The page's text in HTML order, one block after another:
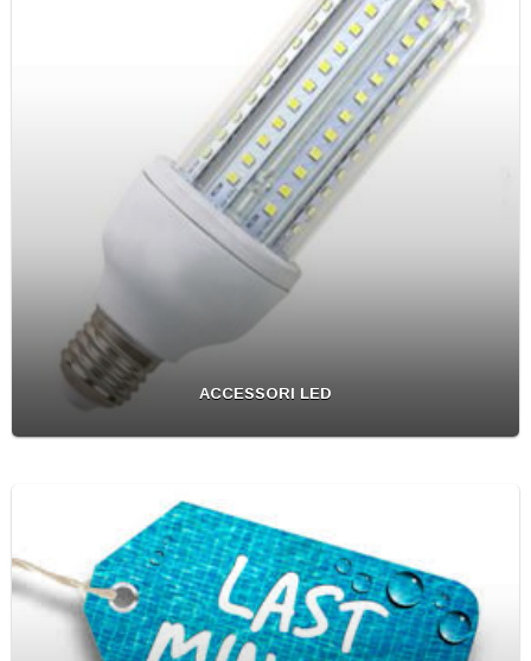
ACCESSORI LED